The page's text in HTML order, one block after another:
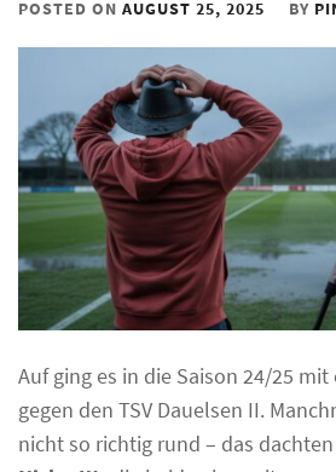
POSTED ON AUGUST 25, 2025 BY
Auf ging es in die Saison 24/25
gegen den TSV Dauelsen II.
nicht so richtig rund – das